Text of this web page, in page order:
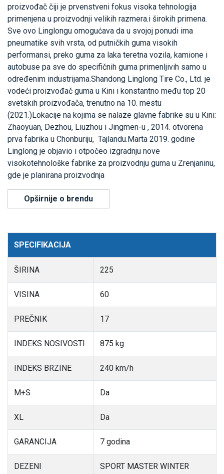
proizvođač čiji je prvenstveni fokus visoka tehnologija
primenjena u proizvodnji velikih razmera.i širokih primena.
Sve ovo Linglongu omogućava da u svojoj ponudi ima
pneumatike svih vrsta, od putničkih guma visokih
performansi, preko guma za laka teretna vozila, kamione i
autobuse pa sve do specifičnih guma primenljivih samo u
određenim industrijama.Shandong Linglong Tire Co., Ltd. je
vodeći proizvođač guma u Kini i konstantno među top 20
svetskih proizvođača, trenutno na 10. mestu
(2021.)Lokacije na kojima se nalaze glavne fabrike su u Kini:
Zhaoyuan, Dezhou, Liuzhou i Jingmen-u , 2014. otvorena
prva fabrika u Chonburiju, Tajlandu.Marta 2019. godine
Linglong je objavio i otpočeo izgradnju nove
visokotehnološke fabrike za proizvodnju guma u Zrenjaninu,
gde je planirana proizvodnja
Opširnije o brendu
SPECIFIKACIJA
ŠIRINA 225
VISINA 60
PREČNIK 17
INDEKS NOSIVOSTI 875 kg
INDEKS BRZINE 240 km/h
M+S Da
XL Da
GARANCIJA 7 godina
DEZENI SPORT MASTER WINTER